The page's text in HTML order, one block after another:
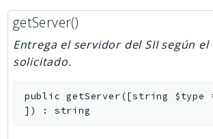
getServer()
Entrega el servidor del SII según
solicitado.
public getServer([string $type
] ) : string